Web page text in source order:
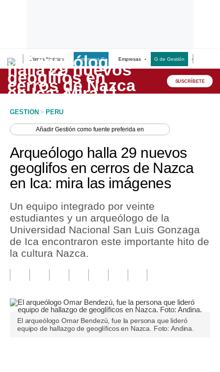
Últimas Noticias Empresas G Empresas G de Gestión
Lo último
Peru Quiosco
Economía
Mercados
Política
Tu Dinero
Finanzas Personales
Opinión
SUSCRÍBETE
GESTION > PERU
AñadirGestión como fuente preferida en
Arqueólogo halla 29 nuevos
geoglifos en cerros de Nazca
en Ica: mira las imágenes
Un equipo integrado por veinte
estudiantes y un arqueólogo de la
Universidad Nacional San Luis Gonzaga
de Ica encontraron este importante hito de
la cultura Nazca.
El arqueólogo Omar Bendezú, fue la persona que lideró
equipo de hallazgo de geoglíficos en Nazca. Foto: Andina.